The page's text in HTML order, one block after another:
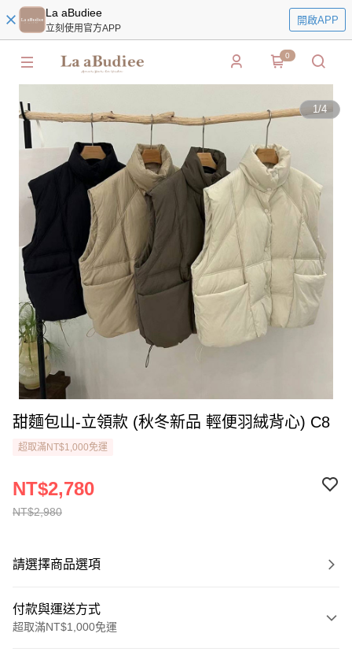
La aBudiee
立刻使用官方APP
開啟APP
0
1/4
甜麵包山-立領款 (秋冬新品 輕便羽絨背心) C8
超取滿NT$1,000免運
NT$2,980
NT$2,780
請選擇商品選項
付款與運送方式
超取滿NT$1,000免運